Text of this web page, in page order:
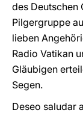
des Deutschen
Pilgergruppe
lieben
Radio Vatikan
Gläubigen
Segen.
Deseo saludar